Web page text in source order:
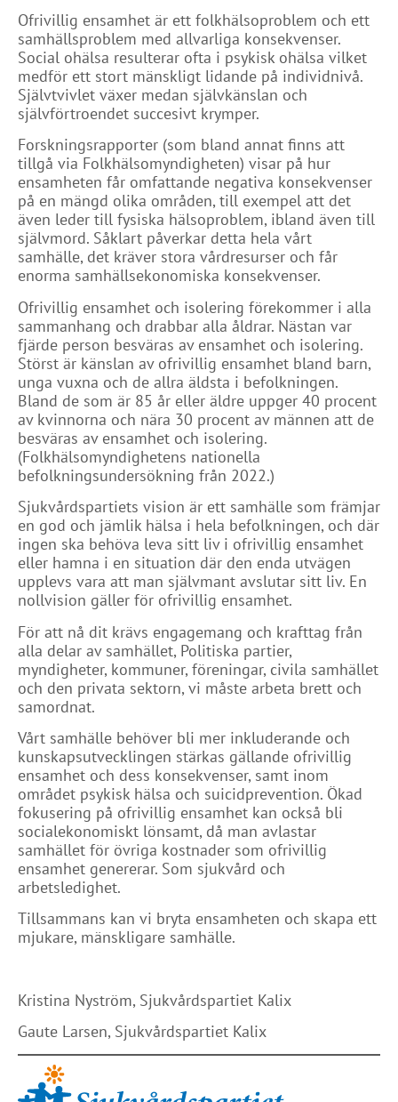
Ofrivillig ensamhet är ett folkhälsoproblem och ett
samhällsproblem med allvarliga konsekvenser.
Social ohälsa resulterar ofta i psykisk ohälsa vilket
medför ett stort mänskligt lidande på individnivå.
Självtvivlet växer medan självkänslan och
självförtroendet succesivt krymper.
Forskningsrapporter (som bland annat finns att
tillgå via Folkhälsomyndigheten) visar på hur
ensamheten får omfattande negativa konsekvenser
på en mängd olika områden, till exempel att det
även leder till fysiska hälsoproblem, ibland även till
självmord. Såklart påverkar detta hela vårt
samhälle, det kräver stora vårdresurser och får
enorma samhällsekonomiska konsekvenser.
Ofrivillig ensamhet och isolering förekommer i alla
sammanhang och drabbar alla åldrar. Nästan var
fjärde person besväras av ensamhet och isolering.
Störst är känslan av ofrivillig ensamhet bland barn,
unga vuxna och de allra äldsta i befolkningen.
Bland de som är 85 år eller äldre uppger 40 procent
av kvinnorna och nära 30 procent av männen att de
besväras av ensamhet och isolering.
(Folkhälsomyndighetens nationella
befolkningsundersökning från 2022.)
Sjukvårdspartiets vision är ett samhälle som främjar
en god och jämlik hälsa i hela befolkningen, och där
ingen ska behöva leva sitt liv i ofrivillig ensamhet
eller hamna i en situation där den enda utvägen
upplevs vara att man självmant avslutar sitt liv. En
nollvision gäller för ofrivillig ensamhet.
För att nå dit krävs engagemang och krafttag från
alla delar av samhället, Politiska partier,
myndigheter, kommuner, föreningar, civila samhället
och den privata sektorn, vi måste arbeta brett och
samordnat.
Vårt samhälle behöver bli mer inkluderande och
kunskapsutvecklingen stärkas gällande ofrivillig
ensamhet och dess konsekvenser, samt inom
området psykisk hälsa och suicidprevention. Ökad
fokusering på ofrivillig ensamhet kan också bli
socialekonomiskt lönsamt, då man avlastar
samhället för övriga kostnader som ofrivillig
ensamhet genererar. Som sjukvård och
arbetsledighet.
Tillsammans kan vi bryta ensamheten och skapa ett
mjukare, mänskligare samhälle.
Kristina Nyström, Sjukvårdspartiet Kalix
Gaute Larsen, Sjukvårdspartiet Kalix